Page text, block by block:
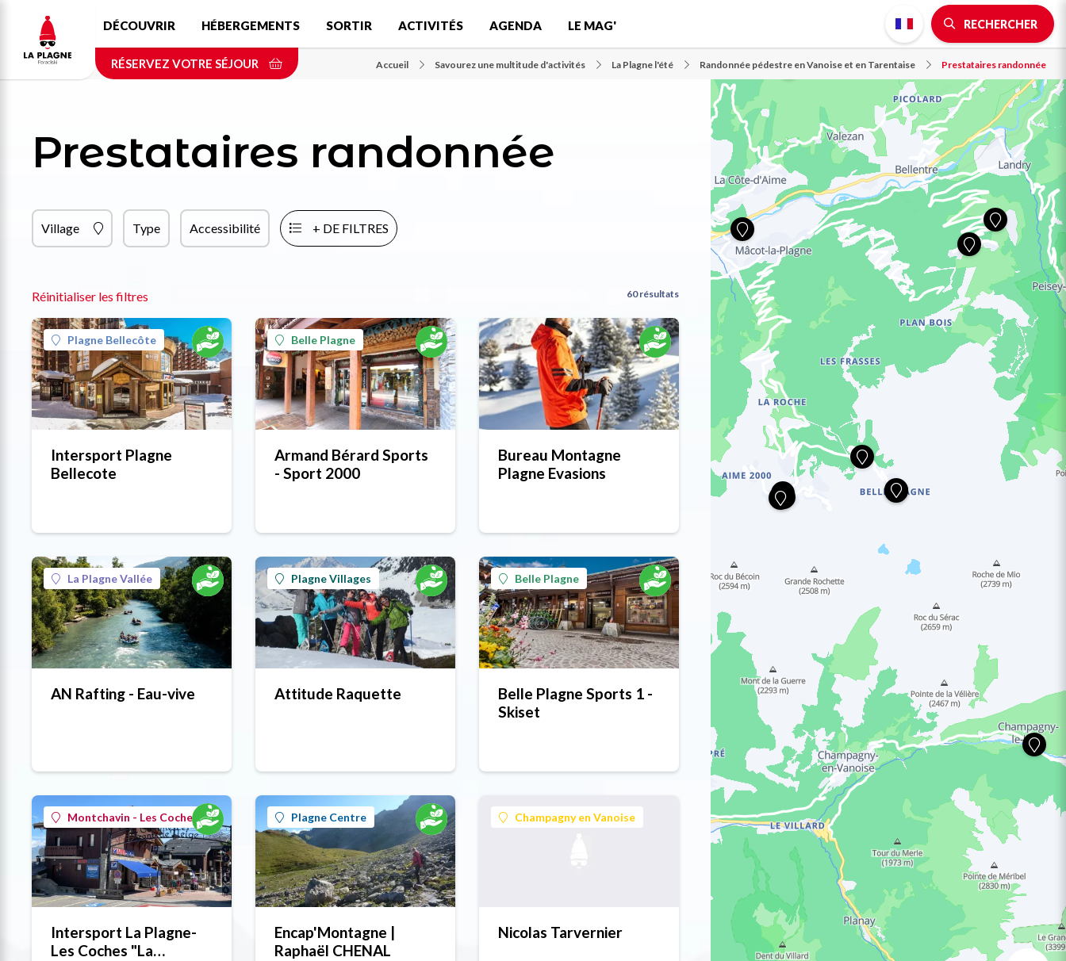
contenu
principal
DÉCOUVRIR HÉBERGEMENTS SORTIR ACTIVITÉS AGENDA LE MAG' RECHERCHER
RÉSERVEZ VOTRE SÉJOUR Accueil Savourez une multitude d'activités La Plagne l'été Randonnée pédestre en Vanoise et en Tarentaise Prestataires randonnée
Prestataires randonnée
Village Type Accessibilité + DE FILTRES
Réinitialiser les filtres 60 résultats
Plagne Bellecôte
Intersport Plagne
Bellecote
Belle Plagne
Armand Bérard Sports
- Sport 2000
Bureau Montagne
Plagne Evasions
La Plagne Vallée
AN Rafting - Eau-vive
Plagne Villages
Attitude Raquette
Belle Plagne
Belle Plagne Sports 1 -
Skiset
Montchavin - Les Coches
Intersport La Plagne-
Les Coches "La
Plagne Centre
Encap'Montagne |
Raphaël CHENAL
Champagny en Vanoise
Nicolas Tarvernier